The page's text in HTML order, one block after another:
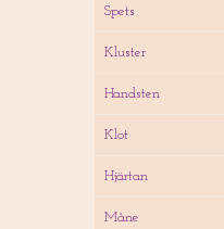
Spets
Kluster
Handsten
Klot
Hjärtan
Måne